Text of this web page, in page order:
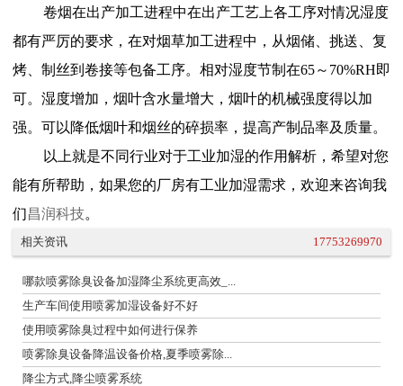
卷烟在出产加工进程中在出产工艺上各工序对情况湿度
都有严厉的要求，在对烟草加工进程中，从烟储、挑送、复
烤、制丝到卷接等包备工序。相对湿度节制在65～70%RH即
可。湿度增加，烟叶含水量增大，烟叶的机械强度得以加
强。可以降低烟叶和烟丝的碎损率，提高产制品率及质量。
以上就是不同行业对于工业加湿的作用解析，希望对您
能有所帮助，如果您的厂房有工业加湿需求，欢迎来咨询我
们昌润科技。
相关资讯 17753269970
哪款喷雾除臭设备加湿降尘系统更高效_...
生产车间使用喷雾加湿设备好不好
使用喷雾除臭过程中如何进行保养
喷雾除臭设备降温设备价格,夏季喷雾除...
降尘方式,降尘喷雾系统